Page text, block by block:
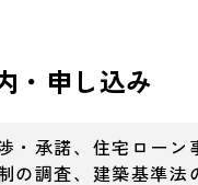
・申し込み
・承諾、住宅ロー
の調査、建築基準